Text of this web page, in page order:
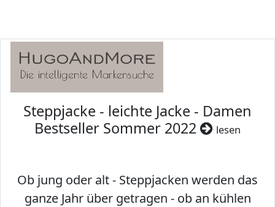
Steppjacke - leichte Jacke - Damen
Bestseller Sommer 2022
lesen
Ob jung oder alt - Steppjacken werden das
ganze Jahr über getragen - ob an kühlen